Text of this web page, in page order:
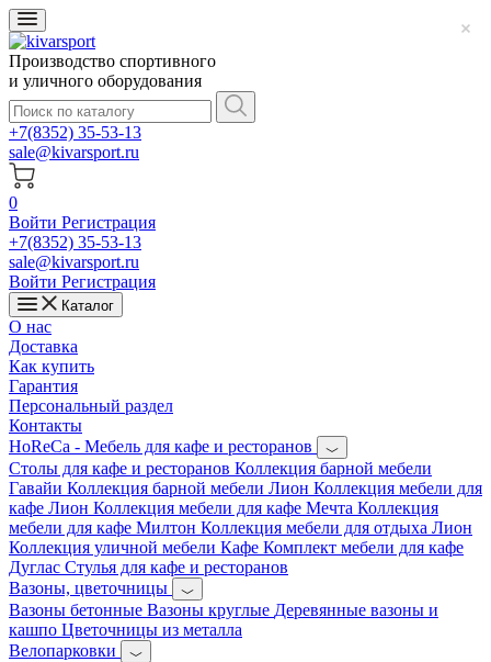
Производство спортивного
и уличного оборудования
+7(8352) 35-53-13
sale@kivarsport.ru
0
Войти Регистрация
+7(8352) 35-53-13
sale@kivarsport.ru
Войти Регистрация
Каталог
О нас
Доставка
Как купить
Гарантия
Персональный раздел
Контакты
HoReCa - Мебель для кафе и ресторанов
Cтолы для кафе и ресторанов Коллекция барной мебели
Гавайи Коллекция барной мебели Лион Коллекция мебели для
кафе Лион Коллекция мебели для кафе Мечта Коллекция
мебели для кафе Милтон Коллекция мебели для отдыха Лион
Коллекция уличной мебели Кафе Комплект мебели для кафе
Дуглас Стулья для кафе и ресторанов
Вазоны, цветочницы
Вазоны бетонные Вазоны круглые Деревянные вазоны и
кашпо Цветочницы из металла
Велопарковки